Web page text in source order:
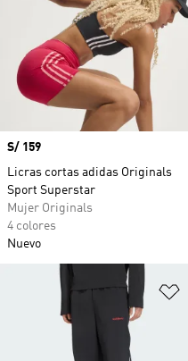
Precio
S/ 159
Licras cortas adidas Originals
Sport Superstar
Mujer Originals
4 colores
Nuevo